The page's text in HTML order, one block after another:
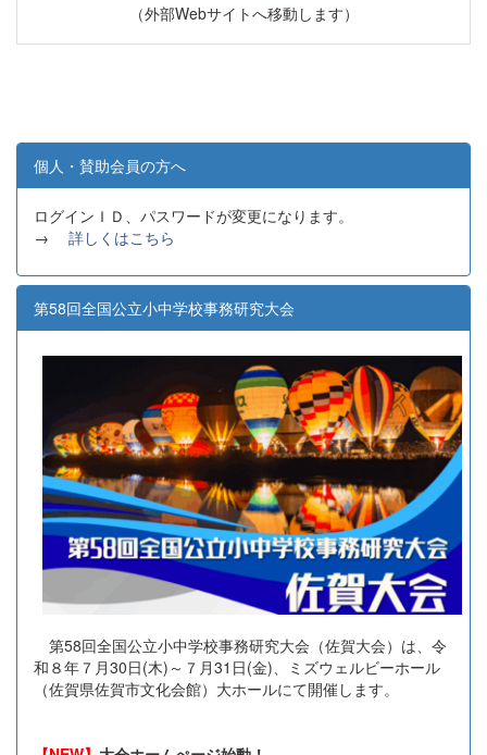
（外部Webサイトへ移動します）
個人・賛助会員の方へ
ログインＩＤ、パスワードが変更になります。
→ 詳しくはこちら
第58回全国公立小中学校事務研究大会
第58回全国公立小中学校事務研究大会（佐賀大会）は、令
和８年７月30日(木)～７月31日(金)、ミズウェルビーホール
（佐賀県佐賀市文化会館）大ホールにて開催します。